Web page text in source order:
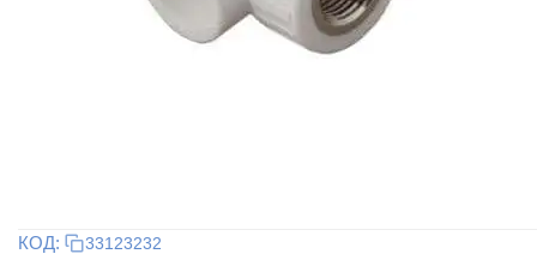
КОД: 33123232